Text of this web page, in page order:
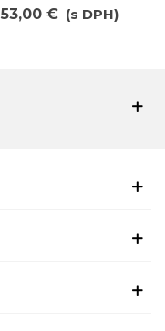
53,00 € (s DPH)